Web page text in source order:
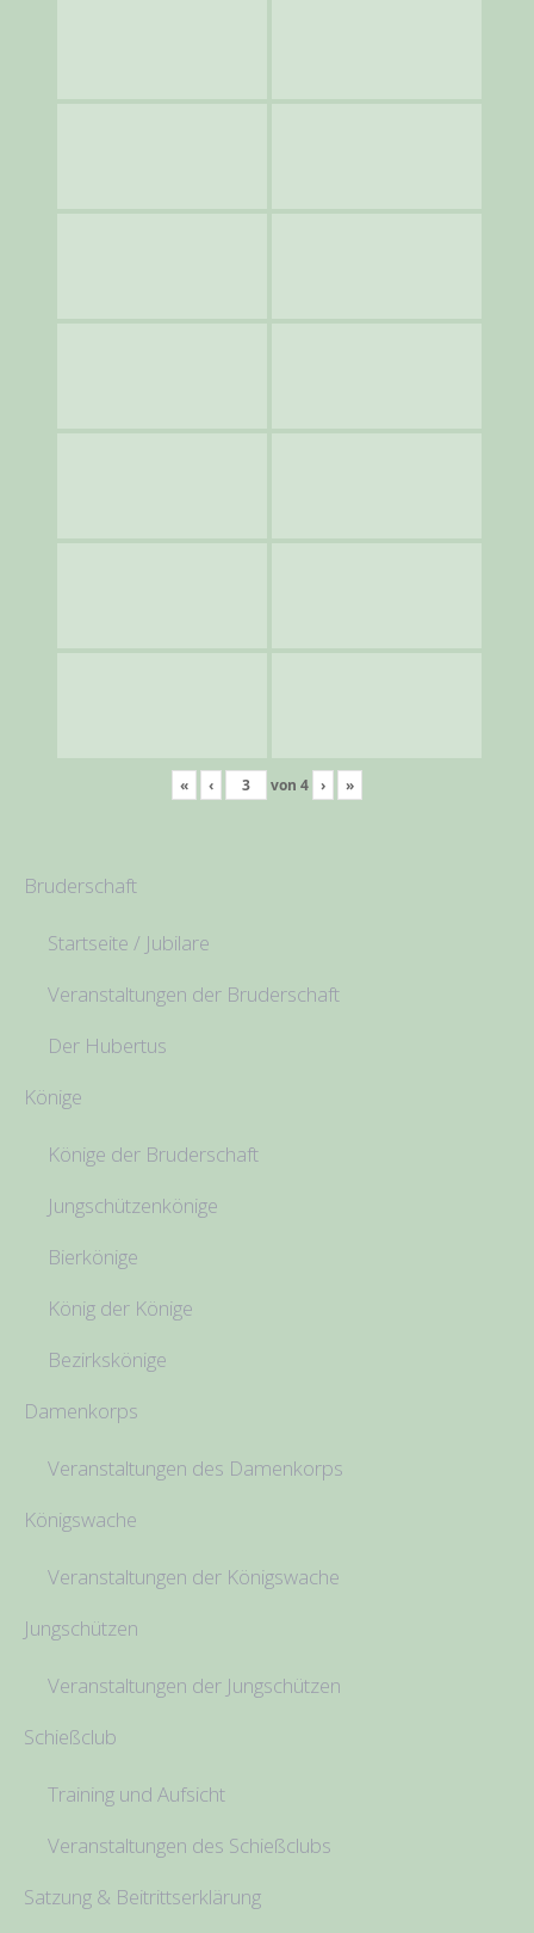
« ‹ von 4 › »
Bruderschaft
Startseite / Jubilare
Veranstaltungen der Bruderschaft
Der Hubertus
Könige
Könige der Bruderschaft
Jungschützenkönige
Bierkönige
König der Könige
Bezirkskönige
Damenkorps
Veranstaltungen des Damenkorps
Königswache
Veranstaltungen der Königswache
Jungschützen
Veranstaltungen der Jungschützen
Schießclub
Training und Aufsicht
Veranstaltungen des Schießclubs
Satzung & Beitrittserklärung